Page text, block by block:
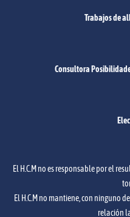
Trabajos de
Consultora
El H.C.M no es responsable por el
El H.C.M no mantiene, con ninguno
relación